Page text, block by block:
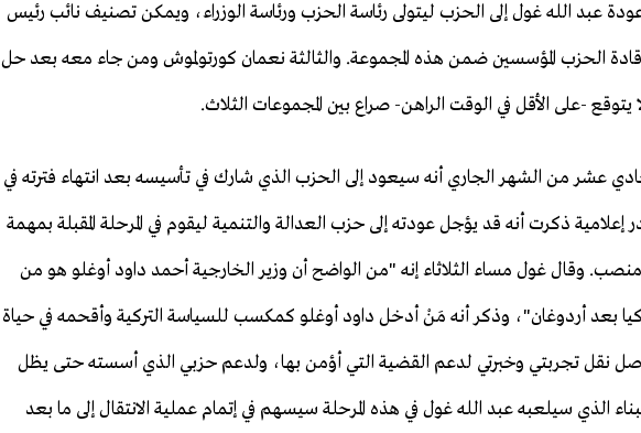
عودة عبد الله غول إلى الحزب ليتولى رئاسة الحزب ورئاسة الوزراء، ويمكن تصنيف نائب رئيس
الحزب المؤسسين ضمن هذه المجموعة. والثالثة نعمان كورتولموش ومن جاء معه بعد حل
-على الأقل في الوقت الراهن- صراع بين المجموعات الثلاث.
عشر من الشهر الجاري أنه سيعود إلى الحزب الذي شارك في تأسيسه بعد انتهاء فترته في
إعلامية ذكرت أنه قد يؤجل عودته إلى حزب العدالة والتنمية ليقوم في المرحلة المقبلة بمهمة
وقال غول مساء الثلاثاء إنه "من الواضح أن وزير الخارجية أحمد داود أوغلو هو من
بعد أردوغان"، وذكر أنه مَنْ أدخل داود أوغلو كمكسب للسياسة التركية وأقحمه في حياة
نقل تجربتي وخبرتي لدعم القضية التي أؤمن بها، ولدعم حزبي الذي أسسته حتى يظل
الذي سيلعبه عبد الله غول في هذه المرحلة سيسهم في إتمام عملية الانتقال إلى ما بعد